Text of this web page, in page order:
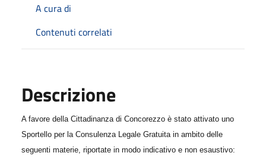
A cura di
Contenuti correlati
Descrizione
A favore della Cittadinanza di Concorezzo è stato attivato uno
Sportello per la Consulenza Legale Gratuita in ambito delle
seguenti materie, riportate in modo indicativo e non esaustivo: